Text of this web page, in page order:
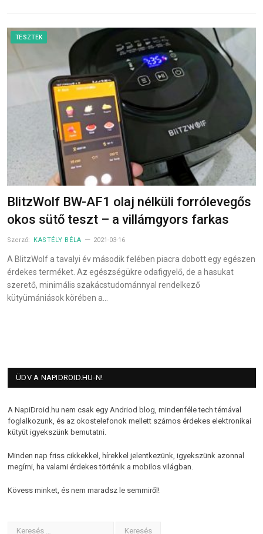
TESZTEK
BlitzWolf BW-AF1 olaj nélküli forrólevegős
okos sütő teszt – a villámgyors farkas
Szerző: KASTÉLY BÉLA 2021-03-16
A BlitzWolf a tavalyi év második felében piacra dobott egy egészen
érdekes terméket. Az egészségükre odafigyelő, de a hasukat
szerető, minimális szakácstudománnyal rendelkező
kütyümániások körében a…
ÜDV A NAPIDROID.HU-N!
A NapiDroid.hu nem csak egy Andriod blog, mindenféle tech témával
foglalkozunk, és az okostelefonok mellett számos érdekes elektronikai
kütyüt igyekszünk bemutatni.
Minden nap friss cikkekkel, hírekkel jelentkezünk, igyekszünk azonnal
megírni, ha valami érdekes történik a mobilos világban.
Kövess minket, és nem maradsz le semmiről!